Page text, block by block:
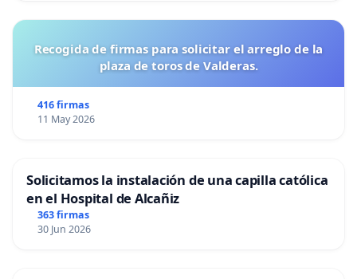
Recogida de firmas para solicitar el arreglo de la
plaza de toros de Valderas.
416 firmas
11 May 2026
Solicitamos la instalación de una capilla católica
en el Hospital de Alcañiz
363 firmas
30 Jun 2026